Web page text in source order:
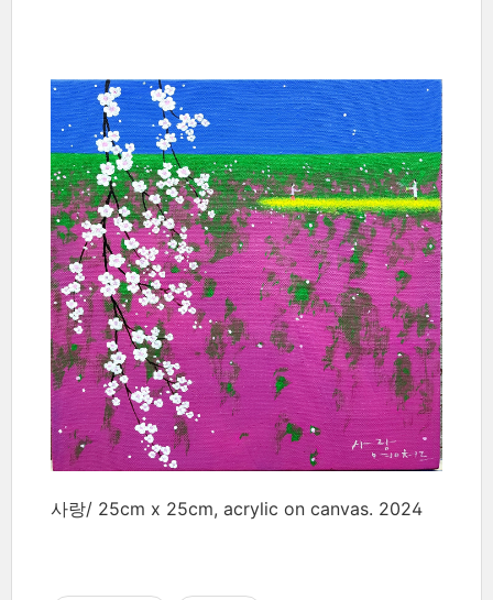
사랑/ 25cm x 25cm, acrylic on canvas. 2024